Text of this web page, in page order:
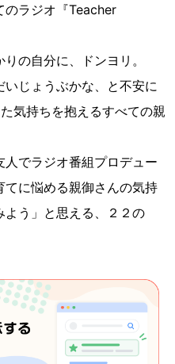
のラジオ『Teacher
りの自分に、ドンヨリ。
じょうぶかな、と不安に
気持ちを抱えるすべての親
でラジオ番組プロデュー
に悩める親御さんの気持
よう」と思える、２２の